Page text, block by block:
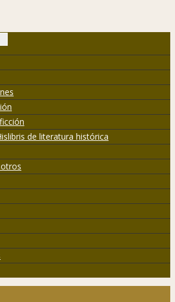
de literatura histórica